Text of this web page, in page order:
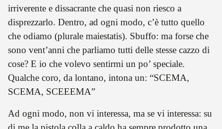
irriverente e dissacrante che quasi non riesco a
disprezzarlo. Dentro, ad ogni modo, c’è tutto quello
che odiamo (plurale maiestatis). Sbuffo: ma forse che
sono vent’anni che parliamo tutti delle stesse cazzo di
cose? E io che volevo sentirmi un po’ speciale.
Qualche coro, da lontano, intona un: “SCEMA,
SCEMA, SCEEEMA”
Ad ogni modo, non vi interessa, ma se vi interessa: su